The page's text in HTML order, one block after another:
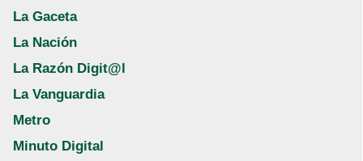
La Gaceta
La Nación
La Razón Digit@l
La Vanguardia
Metro
Minuto Digital